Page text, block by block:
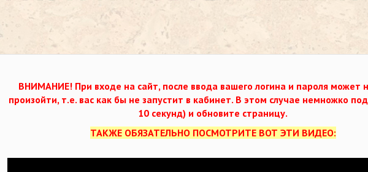
ВНИМАНИЕ! При входе на сайт, после ввода вашего логина и пароля может
произойти, т.е. вас как бы не запустит в кабинет. В этом случае немножко
10 секунд) и обновите страницу.
ТАКЖЕ ОБЯЗАТЕЛЬНО ПОСМОТРИТЕ ВОТ ЭТИ ВИДЕО: